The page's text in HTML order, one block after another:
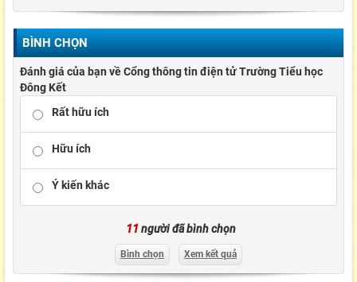
BÌNH CHỌN
Đánh giá của bạn về Cổng thông tin điện tử Trường Tiểu học
Đông Kết
Rất hữu ích
Hữu ích
Ý kiến khác
11 người đã bình chọn
Bình chọn Xem kết quả